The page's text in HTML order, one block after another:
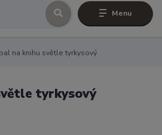
Menu
na knihu světle tyrkysový
tyrkysový